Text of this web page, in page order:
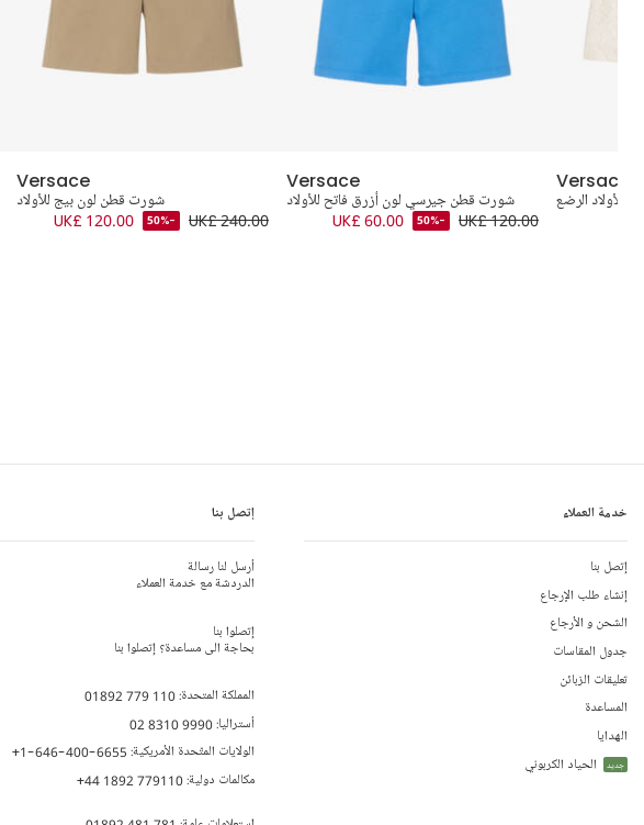
Versace
شورت قطن لون بيج للأولاد
UK£ 240.00
-50%
UK£ 120.00
Versace
شورت قطن جيرسي لون أزرق فاتح للأولاد
UK£ 120.00
-50%
UK£ 60.00
Versace
الرضع
خدمة العملاء
إتصل بنا
إنشاء طلب الإرجاع
الشحن و الأرجاع
جدول المقاسات
تعليقات الزبائن
المساعدة
الهدايا
جديد الحياد الكربوني
إتصل بنا
أرسل لنا رسالة
الدردشة مع خدمة العملاء
إتصلوا بنا
بحاجة الى مساعدة؟ إتصلوا بنا
المملكة المتحدة:01892 779 110
أستراليا:02 8310 9990
الولايات المتّحدة الأمريكية: +1-646-400-6655
مكالمات دولية:+44 1892 779110